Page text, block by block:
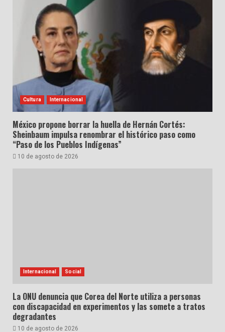
Cultura Internacional
México propone borrar la huella de Hernán Cortés:
Sheinbaum impulsa renombrar el histórico paso como
“Paso de los Pueblos Indígenas”
10 de agosto de 2026
Internacional Social
La ONU denuncia que Corea del Norte utiliza a personas
con discapacidad en experimentos y las somete a tratos
degradantes
10 de agosto de 2026